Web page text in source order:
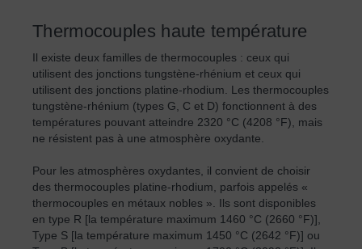
Thermocouples haute température
Il existe deux familles de thermocouples : ceux qui
utilisent des jonctions tungstène-rhénium et ceux qui
utilisent des jonctions platine-rhodium. Les thermocouples
tungstène-rhénium (types G, C et D) fonctionnent à des
températures pouvant atteindre 2320 °C (4208 °F), mais
ne résistent pas à une atmosphère oxydante.
Pour les atmosphères oxydantes, il convient de choisir
des thermocouples platine-rhodium, parfois appelés «
thermocouples en métaux nobles ». Ils sont disponibles
en type R [la température maximum 1460 °C (2660 °F)],
Type S [la température maximum 1450 °C (2642 °F)] ou